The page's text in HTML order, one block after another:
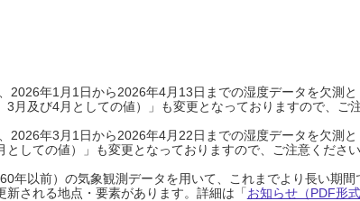
年1月1日から2026年4月13日までの湿度データを欠測
及び4月としての値）」も変更となっておりますので、ご注
年3月1日から2026年4月22日までの湿度データを欠測
しての値）」も変更となっておりますので、ご注意くださ
年以前）の気象観測データを用いて、これまでより長い期間
される地点・要素があります。詳細は「お知らせ（PDF形式